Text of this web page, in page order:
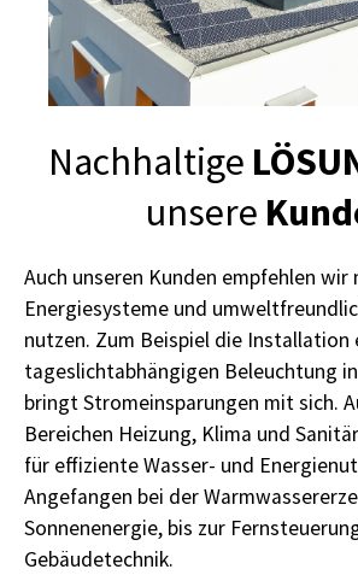
Nachhaltige
unsere
Auch unseren Kunden empfehlen wir
Energiesysteme und
nutzen. Zum Beispiel die Installation
tageslichtabhängigen Beleuchtung
bringt Stromeinsparungen mit sich.
Bereichen Heizung, Klima und
für effiziente Wasser- und
Angefangen bei der
Sonnenenergie, bis zur
Gebäudetechnik.